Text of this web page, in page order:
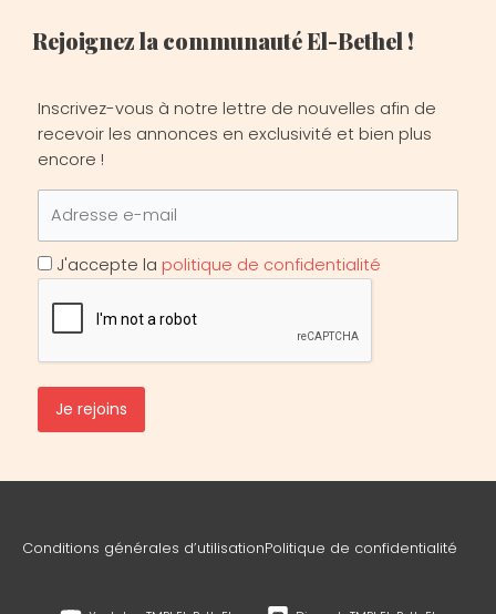
Rejoignez la communauté El-Bethel !
Inscrivez-vous à notre lettre de nouvelles afin de
recevoir les annonces en exclusivité et bien plus
encore !
J'accepte la politique de confidentialité
Conditions générales d’utilisationPolitique de confidentialité